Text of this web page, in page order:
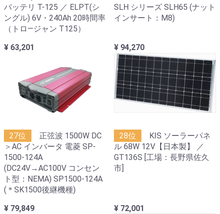
バッテリ T-125 ／ ELPT(シ
ングル) 6V・240Ah 20時間率
（トロ―ジャン T125）
¥ 63,201
SLH シリーズ SLH65 (ナット
インサート：M8)
¥ 94,270
27位
正弦波 1500W DC
＞AC インバータ 電菱 SP-
1500-124A
(DC24V→AC100V コンセン
ト型：NEMA) SP1500-124A
(＊SK1500後継機種)
¥ 79,849
28位
KIS ソーラーパネ
ル 68W 12V【日本製】 ／
GT136S [工場：長野県佐久
市]
¥ 72,001